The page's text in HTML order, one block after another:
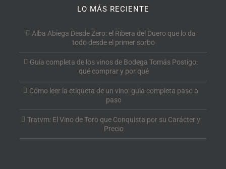
LO MÁS RECIENTE
Alba Abiega Desde Zero: el Ribera del Duero que lo da
todo desde el primer sorbo
Guía completa de los vinos de Bodega Tomás Postigo:
qué comprar y por qué
Cómo leer la etiqueta de un vino: guía completa paso a
paso
Tratvm: El Vino de Toro que Conquista por su Carácter y
Precio